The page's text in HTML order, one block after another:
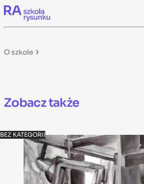
Skip to content
O szkole
Zobacz także
BEZ KATEGORII